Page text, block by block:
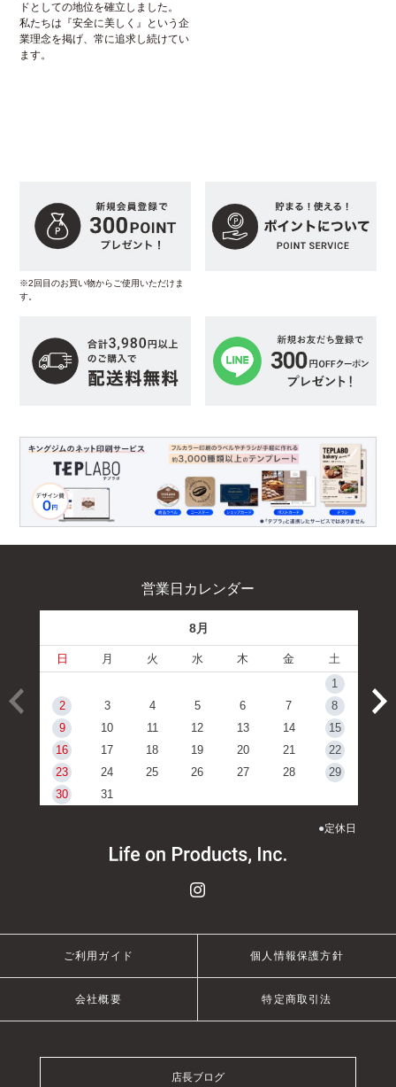
ドとしての地位を確立しました。
私たちは『安全に美しく』という企
業理念を掲げ、常に追求し続けてい
ます。
※2回目のお買い物からご使用いただけま
す。
営業日カレンダー
8月
日 月 火 水 木 金
土
1
2
3 4 5 6 7
8
9
10 11 12 13 14
15
16
17 18 19 20 21
22
23
24 25 26 27 28
29
30
31
●定休日
ご利用ガイド 個人情報保護方針
会社概要 特定商取引法
店長ブログ